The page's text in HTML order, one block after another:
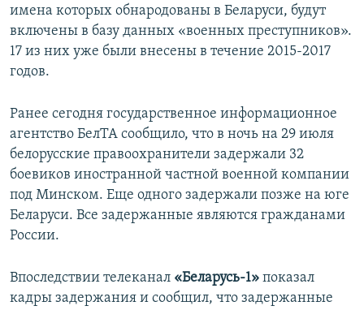
имена которых обнародованы в Беларуси, будут
включены в базу данных «военных преступников».
17 из них уже были внесены в течение 2015-2017
годов.
Ранее сегодня государственное информационное
агентство БелТА сообщило, что в ночь на 29 июля
белорусские правоохранители задержали 32
боевиков иностранной частной военной компании
под Минском. Еще одного задержали позже на юге
Беларуси. Все задержанные являются гражданами
России.
Впоследствии телеканал «Беларусь-1» показал
кадры задержания и сообщил, что задержанные